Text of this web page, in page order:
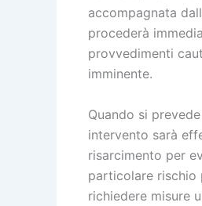
accompagnata
procederà
provvedimenti
imminente.
Quando si
intervento sarà
risarcimento per
particolare rischio
richiedere misure